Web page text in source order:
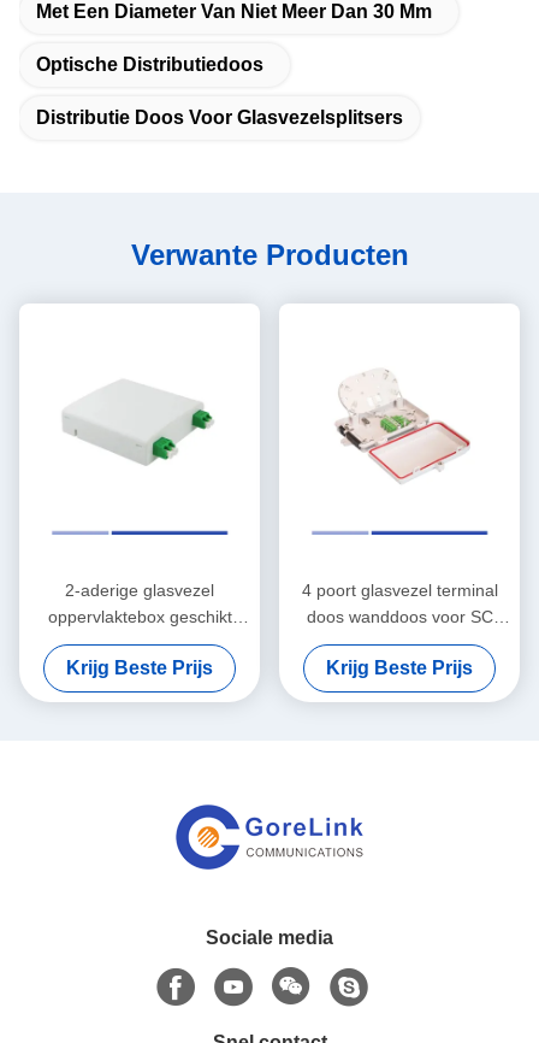
Met Een Diameter Van Niet Meer Dan 30 Mm
Optische Distributiedoos
Distributie Doos Voor Glasvezelsplitsers
Verwante Producten
2-aderige glasvezel
oppervlaktebox geschikt
voor LC/SC 2-poorts indoor
FTTH box
Krijg Beste Prijs
4 poort glasvezel terminal
doos wanddoos voor SC
adapter
Krijg Beste Prijs
Sociale media